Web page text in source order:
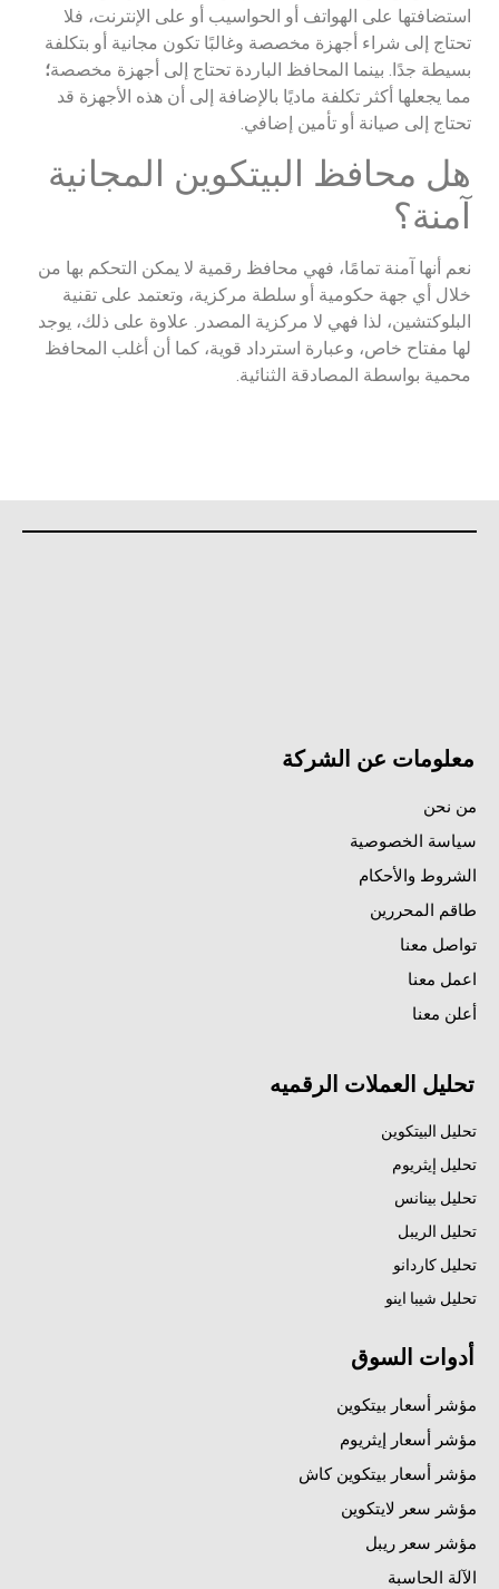
استضافتها على الهواتف أو الحواسيب أو على الإنترنت، فلا
تحتاج إلى شراء أجهزة مخصصة وغالبًا تكون مجانية أو بتكلفة
بسيطة جدًا. بينما المحافظ الباردة تحتاج إلى أجهزة مخصصة؛
مما يجعلها أكثر تكلفة ماديًا بالإضافة إلى أن هذه الأجهزة قد
تحتاج إلى صيانة أو تأمين إضافي.​
هل محافظ البيتكوين المجانية
آمنة؟
نعم أنها آمنة تمامًا، فهي محافظ رقمية لا يمكن التحكم بها من
خلال أي جهة حكومية أو سلطة مركزية، وتعتمد على تقنية
البلوكتشين، لذا فهي لا مركزية المصدر. علاوة على ذلك، يوجد
لها مفتاح خاص، وعبارة استرداد قوية، كما أن أغلب المحافظ
محمية بواسطة المصادقة الثنائية.
معلومات عن الشركة
من نحن
سياسة الخصوصية
الشروط والأحكام
طاقم المحررين
تواصل معنا
اعمل معنا
أعلن معنا
تحليل العملات الرقميه
تحليل البيتكوين
تحليل إيثريوم
تحليل بينانس
تحليل الريبل
تحليل كاردانو
تحليل شيبا اينو
أدوات السوق
مؤشر أسعار بيتكوين
مؤشر أسعار إيثريوم
مؤشر أسعار بيتكوين كاش
مؤشر سعر لايتكوين
مؤشر سعر ريبل
الآلة الحاسبة